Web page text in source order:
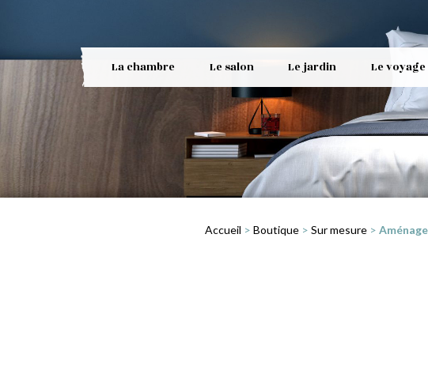
La chambre Le salon Le jardin Le voyage
Accueil > Boutique> Sur mesure>